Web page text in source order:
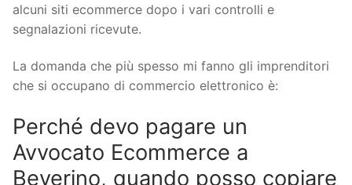
alcuni siti ecommerce dopo i vari controlli e
segnalazioni ricevute.
La domanda che più spesso mi fanno gli imprenditori
che si occupano di commercio elettronico è:
Perché devo pagare un
Avvocato Ecommerce a
Beverino, quando posso copiare